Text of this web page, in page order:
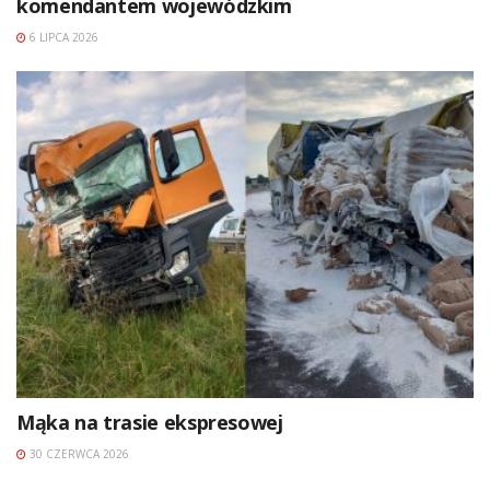
komendantem wojewódzkim
6 LIPCA 2026
Mąka na trasie ekspresowej
30 CZERWCA 2026